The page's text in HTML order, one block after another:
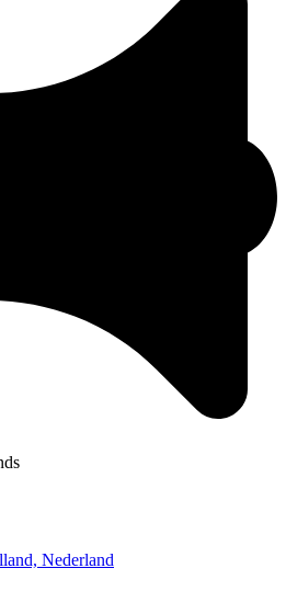
Nederland